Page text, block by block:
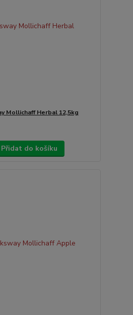
Mollichaff Herbal 12,5kg
Přidat do košíku